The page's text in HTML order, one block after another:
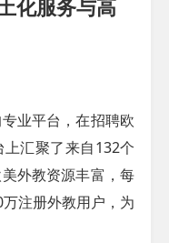
化服务与高
业平台，在招聘欧
汇聚了来自132个
外教资源丰富，每
注册外教用户，为